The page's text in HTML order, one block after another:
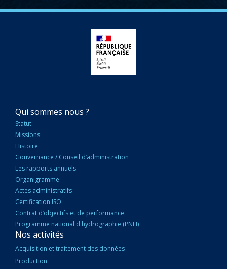
NAVIGATION
PRINCIPALE
Qui sommes nous ?
Statut
Missions
Histoire
Gouvernance / Conseil d’administration
Les rapports annuels
Organigramme
Actes administratifs
Certification ISO
Contrat d’objectifs et de performance
Programme national d'hydrographie (PNH)
Nos activités
Acquisition et traitement des données
Production